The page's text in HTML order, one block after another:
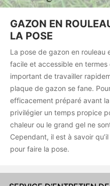
GAZON EN
LA POSE
La pose de gazon en rouleau
facile et accessible en
important de travailler
plaque de gazon se fane.
efficacement préparé avant
privilégier un temps propice
chaleur ou le grand gel ne
Cependant, il est à savoir
pour faire la pose.